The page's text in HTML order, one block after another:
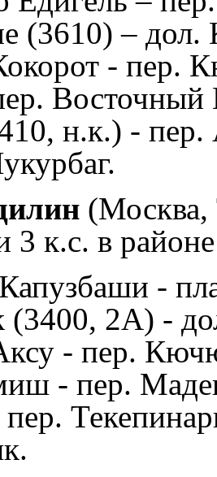
(3610) – дол.
- пер.
Восточный
н.к.) - пер.
(Москва,
3 к.с. в
-
(3400, 2А) -
- пер.
- пер.